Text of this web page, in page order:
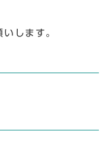
します。